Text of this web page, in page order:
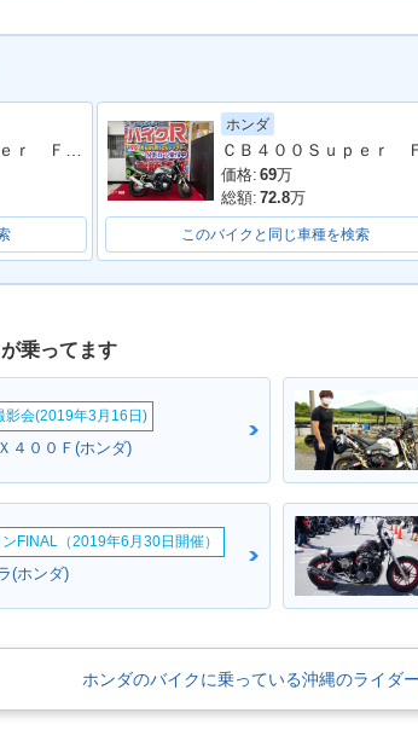
R
ェンジ
2016年 CB400 SUPER
FOUR HYPER VTEC R
evo Special Edition・
特別・限定仕様
2016年 CB400
FOUR HYPER
evo ABS E
カラーチェンジ
SUPER
VTEC R
2014年 CB400 SUPER
FOUR HYPER VTEC R
ンジ
2014年 CB400
FOUR HYPER
evo・マイナーチェ
2011年 CB400 SUPER
2011年 CB400
ホンダ
価格: 69万
総額: 72.8万
このバイクと同じ車種を検索
乗ってます
影会(2019年3月16日)
４００Ｆ(ホンダ)
FINAL（2019年6月30日開催）
(ホンダ)
ホンダのバイクに乗っている沖縄のライダ